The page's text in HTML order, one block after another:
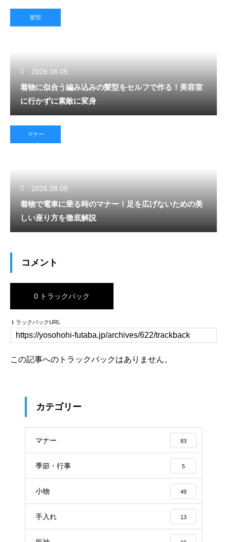
髪型
2026.08.05
着物に似合う編み込みの髪型をセルフで作る！美容室
に行かずに素敵に変身
マナー
2026.08.05
着物で電車に乗る時のマナー！足を広げないための美
しい座り方を徹底解説
コメント
0 トラックバック
トラックバックURL
この記事へのトラックバックはありません。
カテゴリー
マナー 83
季節・行事 5
小物 49
手入れ 13